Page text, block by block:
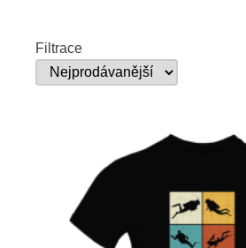
Filtrace